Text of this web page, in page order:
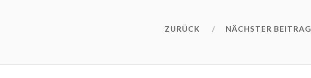
ZURÜCK NÄCHSTER BEITRAG